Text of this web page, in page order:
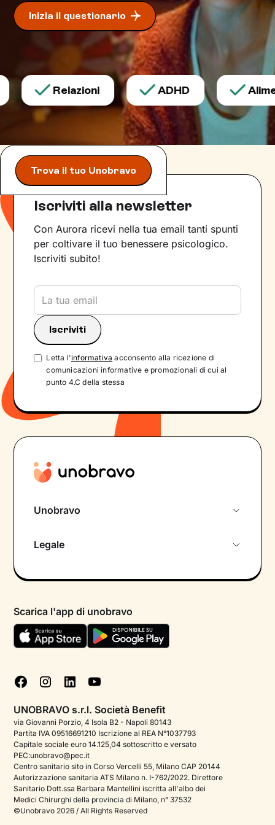
Inizia il questionario
Relazioni ADHD
Trova il tuo Unobravo
Iscriviti alla newsletter
Con Aurora ricevi nella tua email tanti spunti
per coltivare il tuo benessere psicologico.
Iscriviti subito!
Letta l'informativa acconsento alla ricezione di
comunicazioni informative e promozionali di cui al
punto 4.C della stessa
Unobravo
Psicologo in chat
Aiuto urgente
FAQ
Podcast di psicologia
Corporate
Psicologo italiano all'estero
Sala stampa
Bandi e premi
Legale
Termini e condizioni
Informativa Privacy
Cookie policy
Gestisci cookie
Scarica l'app di unobravo
UNOBRAVO s.r.l. Società Benefit
via Giovanni Porzio, 4 Isola B2 - Napoli 80143
Partita IVA 09516691210 Iscrizione al REA N°1037793
Capitale sociale euro 14.125,04 sottoscritto e versato
PEC:unobravo@pec.it
Centro sanitario sito in Corso Vercelli 55, Milano CAP 20144
Autorizzazione sanitaria ATS Milano n. I-762/2022. Direttore
Sanitario Dott.ssa Barbara Mantellini iscritta all'albo dei
Medici Chirurghi della provincia di Milano, n° 37532
©Unobravo 2026 / All Rights Reserved